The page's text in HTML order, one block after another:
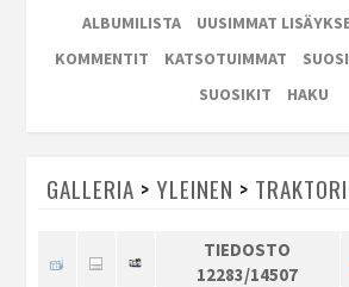
ALBUMILISTA
UUSIMMAT
KOMMENTIT
KATSOTUIMMAT
SUOSIKIT
HAKU
GALLERIA > YLEINEN >
TIEDOSTO
12283/14507